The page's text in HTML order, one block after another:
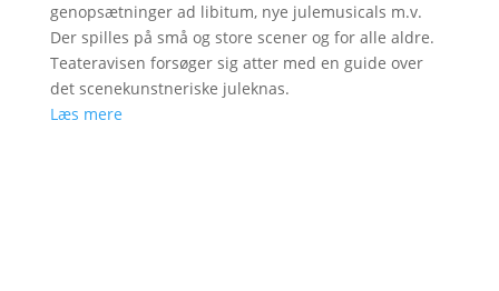
genopsætninger ad libitum, nye julemusicals m.v.
Der spilles på små og store scener og for alle aldre.
Teateravisen forsøger sig atter med en guide over
det scenekunstneriske juleknas.
Læs mere